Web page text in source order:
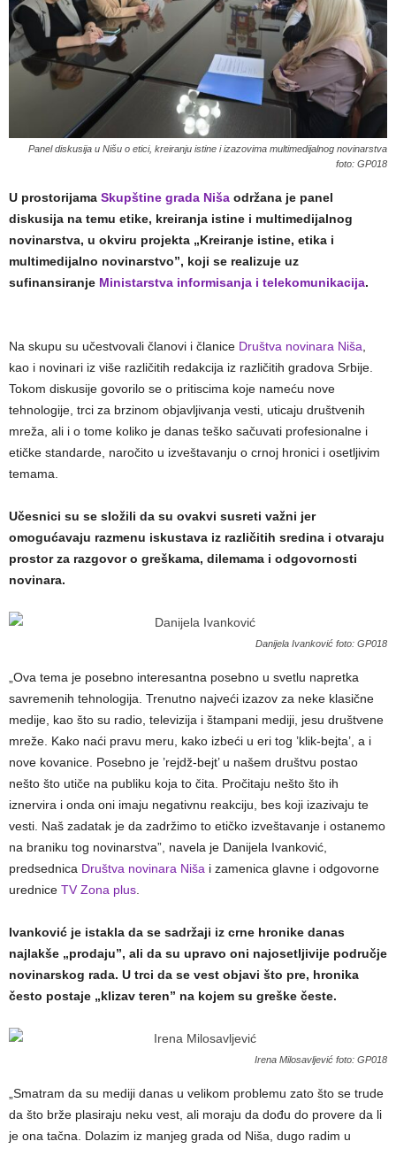
Panel diskusija u Nišu o etici, kreiranju istine i izazovima multimedijalnog novinarstva
foto: GP018
U prostorijama Skupštine grada Niša održana je panel
diskusija na temu etike, kreiranja istine i multimedijalnog
novinarstva, u okviru projekta „Kreiranje istine, etika i
multimedijalno novinarstvo”, koji se realizuje uz
sufinansiranje Ministarstva informisanja i telekomunikacija.
Na skupu su učestvovali članovi i članice Društva novinara Niša
kao i novinari iz više različitih redakcija iz različitih gradova Srbije.
Tokom diskusije govorilo se o pritiscima koje nameću nove
tehnologije, trci za brzinom objavljivanja vesti, uticaju društvenih
mreža, ali i o tome koliko je danas teško sačuvati profesionalne i
etičke standarde, naročito u izveštavanju o crnoj hronici i osetljivim
temama.
Učesnici su se složili da su ovakvi susreti važni jer
omogućavaju razmenu iskustava iz različitih sredina i otvaraju
prostor za razgovor o greškama, dilemama i odgovornosti
novinara.
Danijela Ivanković foto: GP018
„Ova tema je posebno interesantna posebno u svetlu napretka
savremenih tehnologija. Trenutno najveći izazov za neke klasične
medije, kao što su radio, televizija i štampani mediji, jesu društvene
mreže. Kako naći pravu meru, kako izbeći u eri tog ’klik-bejta’, a i
nove kovanice. Posebno je ’rejdž-bejt’ u našem društvu postao
nešto što utiče na publiku koja to čita. Pročitaju nešto što ih
iznervira i onda oni imaju negativnu reakciju, bes koji izazivaju te
vesti. Naš zadatak je da zadržimo to etičko izveštavanje i ostanemo
na braniku tog novinarstva”, navela je Danijela Ivanković,
predsednica Društva novinara Niša i zamenica glavne i odgovorne
urednice TV Zona plus
Ivanković je istakla da se sadržaji iz crne hronike danas
najlakše „prodaju”, ali da su upravo oni najosetljivije područje
novinarskog rada. U trci da se vest objavi što pre, hronika
često postaje „klizav teren” na kojem su greške česte.
Irena Milosavljević foto: GP018
„Smatram da su mediji danas u velikom problemu zato što se trude
da što brže plasiraju neku vest, ali moraju da dođu do provere da li
je ona tačna. Dolazim iz manjeg grada od Niša, dugo radim u